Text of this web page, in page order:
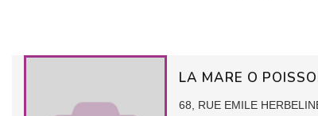
LA MARE O
68, RUE EMILE